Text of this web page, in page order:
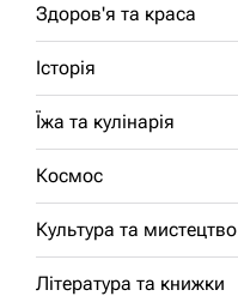
Здоров'я та краса
Історія
Їжа та кулінарія
Космос
Культура та мистецтво
Література та книжки